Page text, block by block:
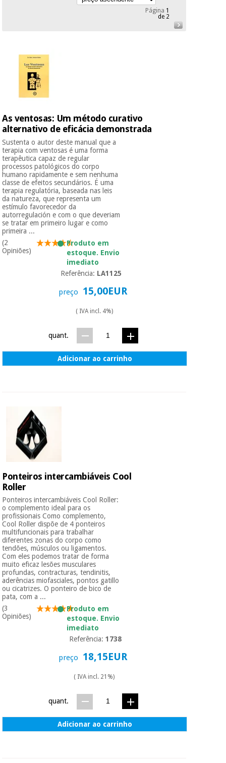
Fisaude
Tech
Academy
Fisaude
Aluguer
Mobiliário
Gabinetes
Material de
proteção
essencial
para
coronavirus
Aerobic,
fitness
e
pilates
Desportos
e jogos
Instrumental
Outlet
Fisaude
Tech
Academy
Fisaude
Aluguer
Medicina
tradicional
Mobiliário
clínico
Gabinetes
terapêuticos
Material de
proteção
essencial
para
coronavirus
Veterinária
Ortopedia
Instrumental
cirúrgico
(liquidação)
Página 1
de 2
As ventosas: Um método curativo
alternativo de eficácia demonstrada
Sustenta o autor deste manual que a
terapia com ventosas é uma forma
terapêutica capaz de regular
processos patológicos do corpo
humano rapidamente e sem nenhuma
classe de efeitos secundários. É uma
terapia regulatória, baseada nas leis
da natureza, que representa um
estímulo favorecedor da
autorregulación e com o que deveriam
se tratar em primeiro lugar e como
primeira ...
(2
Opiniões)
Produto em
estoque. Envio
imediato
Referência: LA1125
preço 15,00EUR
( IVA incl. 4%)
quant.
Adicionar ao carrinho
Ponteiros intercambiáveis Cool
Roller
Ponteiros intercambiáveis Cool Roller:
o complemento ideal para os
profissionais Como complemento,
Cool Roller dispõe de 4 ponteiros
multifuncionais para trabalhar
diferentes zonas do corpo como
tendões, músculos ou ligamentos.
Com eles podemos tratar de forma
muito eficaz lesões musculares
profundas, contracturas, tendinitis,
aderências miofasciales, pontos gatillo
ou cicatrizes. O ponteiro de bico de
pata, com a ...
(3
Opiniões)
Produto em
estoque. Envio
imediato
Referência:1738
preço 18,15EUR
( IVA incl. 21%)
quant.
Adicionar ao carrinho